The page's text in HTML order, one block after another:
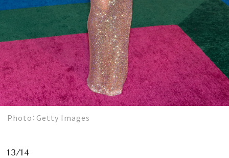
Photo：Getty Images
13/14